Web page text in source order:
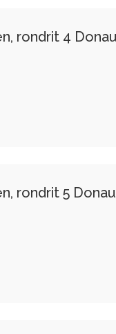
rondrit 4
rondrit 5